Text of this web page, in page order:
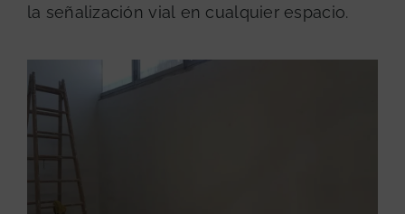
la señalización vial en cualquier espacio.